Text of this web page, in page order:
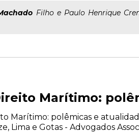
Filho e Paulo Henrique
Marítimo:
polêmicas e
Lima e Gotas - Advogados